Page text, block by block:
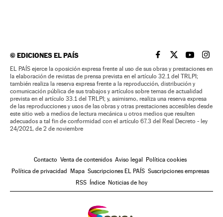
©EDICIONES EL PAÍS EL PAÍS BRASIL EN
EL PAÍSEL PAÍS
EL
EL PAÍS ejerce la oposición expresa frente al uso de sus obras y prestaciones en
la elaboración de revistas de prensa prevista en el artículo 32.1 del TRLPI;
también realiza la reserva expresa frente a la reproducción, distribución y
comunicación pública de sus trabajos y artículos sobre temas de actualidad
prevista en el artículo 33.1 del TRLPI; y, asimismo, realiza una reserva expresa
de las reproducciones y usos de las obras y otras prestaciones accesibles desde
este sitio web a medios de lectura mecánica u otros medios que resulten
adecuados a tal fin de conformidad con el artículo 67.3 del Real Decreto - ley
24/2021, de 2 de noviembre
Contacto Venta de contenidos Aviso legal
Política cookies
Política de privacidad
Mapa Suscripciones EL PAÍS Suscripciones empresas
RSS
Índice Noticias de hoy